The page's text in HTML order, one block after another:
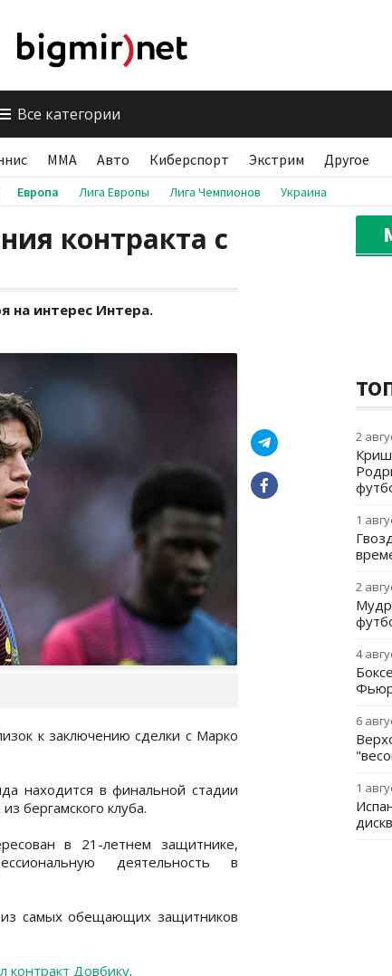
Все категории
ММА Авто Киберспорт Экстрим Другое
Европа Лига Европы Лига Чемпионов Украина
контракта с
на интерес Интера.
к заключению сделки с Марко
находится в финальной стадии
бергамского клуба.
в 21-летнем защитнике,
деятельность в
самых обещающих защитников
контракт Довбику.
2
1
2
4
6
1